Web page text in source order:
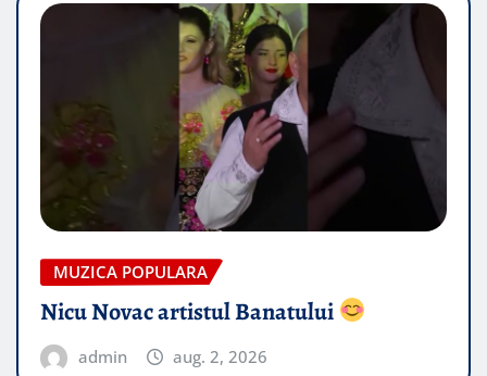
MUZICA POPULARA
Nicu Novac artistul Banatului
admin aug. 2, 2026